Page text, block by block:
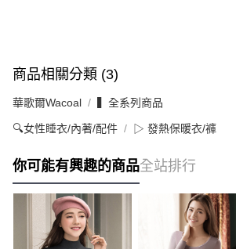
商品相關分類 (3)
華歌爾Wacoal ▍全系列商品
🔍女性睡衣/內著/配件 ▷ 發熱保暖衣/褲
你可能有興趣的商品全站排行